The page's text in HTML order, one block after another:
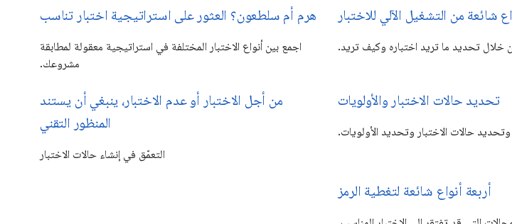
شائعة من التشغيل الآلي للاختبار
خلال تحديد ما تريد اختباره وكيف تريد.
هرم أم سلطعون؟ العثور على استراتيجية اختبار تناسب
اجمع بين أنواع الاختبار المختلفة في استراتيجية معقولة لمطابقة
مشروعك.
تحديد حالات الاختبار والأولويات
حالات الاختبار وتحديد الأولويات.
من أجل الاختبار أو عدم الاختبار، ينبغي أن يستند
المنظور التقني
التعمّق في إنشاء حالات الاختبار
أربعة أنواع شائعة لتغطية الرمز